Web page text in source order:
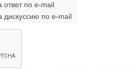
ответ по e-mail
дискуссию по e-mail